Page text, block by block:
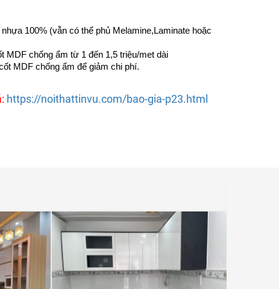
100% (vẫn có thể phủ Melamine,Laminate hoặc
MDF chống ẩm từ 1 đến 1,5 triệu/met dài
MDF chống ẩm để giảm chi phí.
https://noithattinvu.com/bao-gia-p23.html